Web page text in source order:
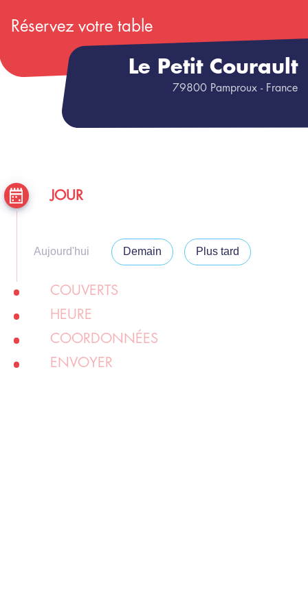
Réservez votre table
Le Petit Courault
79800 Pamproux - France
JOUR
Aujourd'hui Demain Plus tard
COUVERTS
HEURE
COORDONNÉES
ENVOYER